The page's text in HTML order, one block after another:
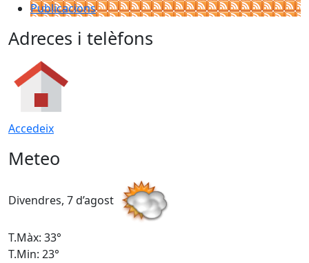
Publicacions
Adreces i telèfons
Accedeix
Meteo
Divendres, 7 d’agost
T.Màx: 33°
T.Min: 23°